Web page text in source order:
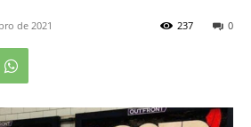
de 2021 0
237